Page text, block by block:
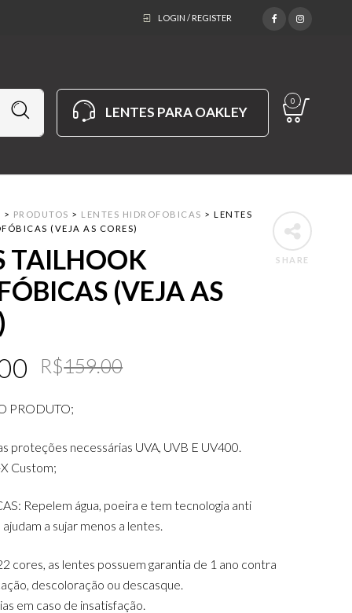
LOGIN / REGISTER
LENTES PARA OAKLEY
0
SHARE
> PRODUTOS > LENTES HIDROFOBICAS >LENTES
(VEJA AS CORES)
TAILHOOK
(VEJA AS
R$159.00Original
R$159.00.
Current
R$139.00.
PRODUTO;
proteções necessárias UVA, UVB E UV400.
Custom;
Repelem água, poeira e tem tecnologia anti
a sujar menos a lentes.
cores, as lentes possuem garantia de 1 ano contra
descoloração ou descasque.
em caso de insatisfação.